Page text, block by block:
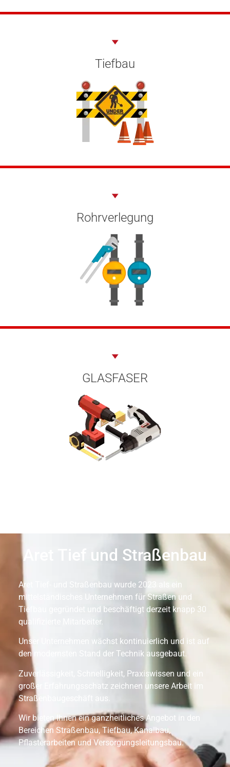
Tiefbau
Rohrverlegung
GLASFASER
Aret Tief und Straßenbau
Aret Tief- und Straßenbau wurde 2023 als ein
mittelständisches Unternehmen für Straßen und
Tiefbau gegründet und beschäftigt derzeit knapp 30
qualifizierte Mitarbeiter.
Unser Unternehmen wächst kontinuierlich und ist auf
den modernsten Stand der Technik ausgebaut.
Zuverlässigkeit, Schnelligkeit, Praxiswissen und ein
großer Erfahrungsschatz zeichnen unsere Arbeit im
Straßenbaugeschäft aus.
Wir bieten Ihnen ein ganzheitliches Angebot in den
Bereichen Straßenbau, Tiefbau, Kanalbau,
Pflasterarbeiten und Versorgungsleitungsbau.